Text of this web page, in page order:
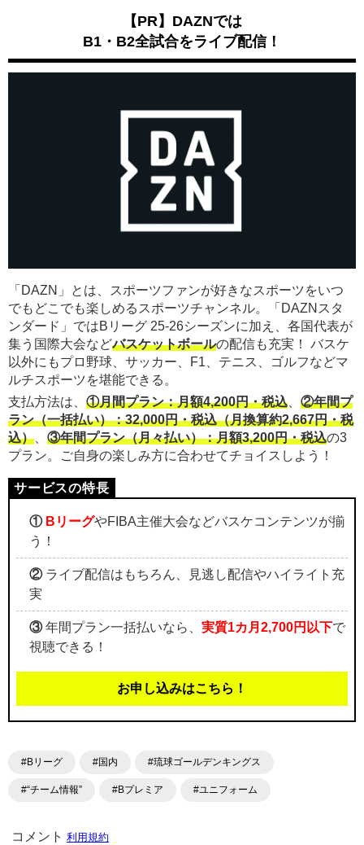
【PR】DAZNでは
B1・B2全試合をライブ配信！
「DAZN」とは、スポーツファンが好きなスポーツをいつ
でもどこでも楽しめるスポーツチャンネル。「DAZNスタ
ンダード」ではBリーグ 25-26シーズンに加え、各国代表が
集う国際大会などバスケットボールの配信も充実！ バスケ
以外にもプロ野球、サッカー、F1、テニス、ゴルフなどマ
ルチスポーツを堪能できる。
支払方法は、 ①月間プラン：月額4,200円・税込
②年間プ
ラン（一括払い）：32,000円・税込（月換算約2,667円・税
込）
③年間プラン（月々払い）：月額3,200円・税込の3
プラン。ご自身の楽しみ方に合わせてチョイスしよう！
① BリーグやFIBA主催大会などバスケコンテンツが揃
う！
②ライブ配信はもちろん、見逃し配信やハイライト充
実
③年間プラン一括払いなら、 実質1カ月2,700円以下で
視聴できる！
お申し込みはこちら！
#Bリーグ #国内 #琉球ゴールデンキングス
#“チーム情報” #Bプレミア #ユニフォーム